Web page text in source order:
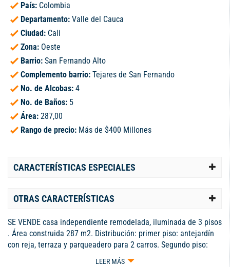
País: Colombia
Departamento: Valle del Cauca
Ciudad: Cali
Zona: Oeste
Barrio: San Fernando Alto
Complemento barrio: Tejares de San Fernando
No. de Alcobas: 4
No. de Baños: 5
Área: 287,00
Rango de precio: Más de $400 Millones
CARACTERÍSTICAS ESPECIALES
OTRAS CARACTERÍSTICAS
SE VENDE casa independiente remodelada, iluminada de 3 pisos
. Área construida 287 m2. Distribución: primer piso: antejardín
con reja, terraza y parqueadero para 2 carros. Segundo piso:
amplio balcón, ingreso independiente a 2 apartamentos los
LEER MÁS